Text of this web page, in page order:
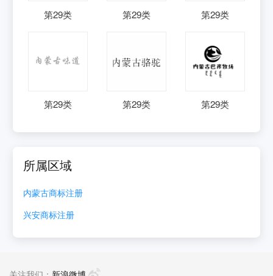
第29类 第29类 第29类
第29类 第29类 第29类
所属区域
内蒙古商标注册
兴安商标注册